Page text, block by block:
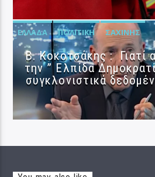
ΕΛΛΆΔΑ ΠΟΛΙΤΙΚΉ ΣΑΧΊΝΗΣ
Β. Κοκοτσάκης : Γιατί
την ” Ελπίδα
συγκλονιστικά